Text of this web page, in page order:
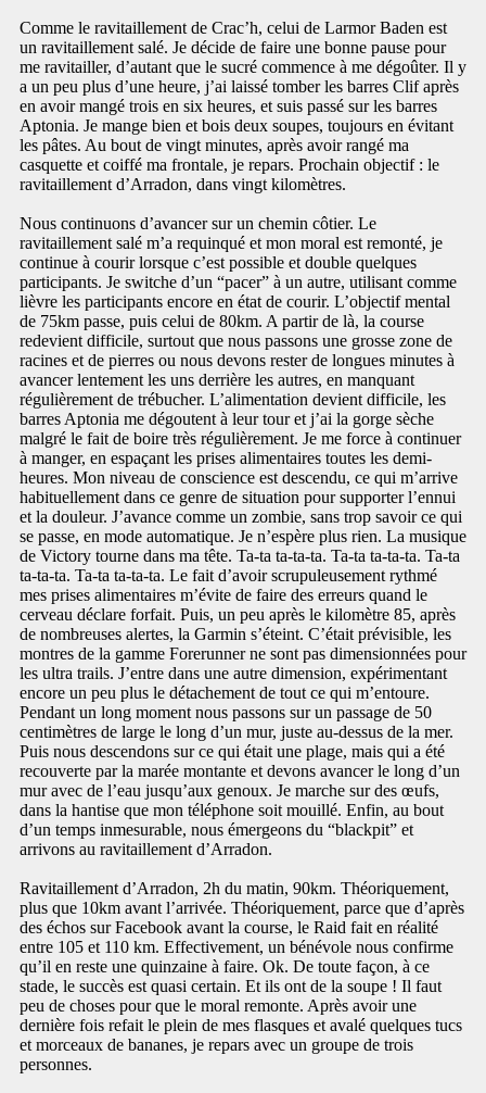
Comme le ravitaillement de Crac’h, celui de Larmor Baden est
un ravitaillement salé. Je décide de faire une bonne pause pour
me ravitailler, d’autant que le sucré commence à me dégoûter. Il y
a un peu plus d’une heure, j’ai laissé tomber les barres Clif après
en avoir mangé trois en six heures, et suis passé sur les barres
Aptonia. Je mange bien et bois deux soupes, toujours en évitant
les pâtes. Au bout de vingt minutes, après avoir rangé ma
casquette et coiffé ma frontale, je repars. Prochain objectif : le
ravitaillement d’Arradon, dans vingt kilomètres.
Nous continuons d’avancer sur un chemin côtier. Le
ravitaillement salé m’a requinqué et mon moral est remonté, je
continue à courir lorsque c’est possible et double quelques
participants. Je switche d’un “pacer” à un autre, utilisant comme
lièvre les participants encore en état de courir. L’objectif mental
de 75km passe, puis celui de 80km. A partir de là, la course
redevient difficile, surtout que nous passons une grosse zone de
racines et de pierres ou nous devons rester de longues minutes à
avancer lentement les uns derrière les autres, en manquant
régulièrement de trébucher. L’alimentation devient difficile, les
barres Aptonia me dégoutent à leur tour et j’ai la gorge sèche
malgré le fait de boire très régulièrement. Je me force à continuer
à manger, en espaçant les prises alimentaires toutes les demi-
heures. Mon niveau de conscience est descendu, ce qui m’arrive
habituellement dans ce genre de situation pour supporter l’ennui
et la douleur. J’avance comme un zombie, sans trop savoir ce qui
se passe, en mode automatique. Je n’espère plus rien. La musique
de Victory tourne dans ma tête. Ta-ta ta-ta-ta. Ta-ta ta-ta-ta. Ta-ta
ta-ta-ta. Ta-ta ta-ta-ta. Le fait d’avoir scrupuleusement rythmé
mes prises alimentaires m’évite de faire des erreurs quand le
cerveau déclare forfait. Puis, un peu après le kilomètre 85, après
de nombreuses alertes, la Garmin s’éteint. C’était prévisible, les
montres de la gamme Forerunner ne sont pas dimensionnées pour
les ultra trails. J’entre dans une autre dimension, expérimentant
encore un peu plus le détachement de tout ce qui m’entoure.
Pendant un long moment nous passons sur un passage de 50
centimètres de large le long d’un mur, juste au-dessus de la mer.
Puis nous descendons sur ce qui était une plage, mais qui a été
recouverte par la marée montante et devons avancer le long d’un
mur avec de l’eau jusqu’aux genoux. Je marche sur des œufs,
dans la hantise que mon téléphone soit mouillé. Enfin, au bout
d’un temps inmesurable, nous émergeons du “blackpit” et
arrivons au ravitaillement d’Arradon.
Ravitaillement d’Arradon, 2h du matin, 90km. Théoriquement,
plus que 10km avant l’arrivée. Théoriquement, parce que d’après
des échos sur Facebook avant la course, le Raid fait en réalité
entre 105 et 110 km. Effectivement, un bénévole nous confirme
qu’il en reste une quinzaine à faire. Ok. De toute façon, à ce
stade, le succès est quasi certain. Et ils ont de la soupe ! Il faut
peu de choses pour que le moral remonte. Après avoir une
dernière fois refait le plein de mes flasques et avalé quelques tucs
et morceaux de bananes, je repars avec un groupe de trois
personnes.